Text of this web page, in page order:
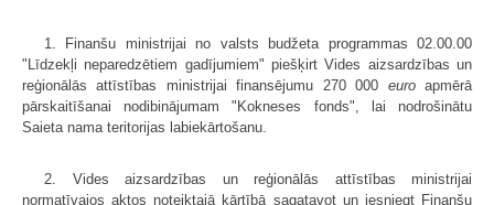
1. Finanšu ministrijai no valsts budžeta programmas 02.00.00
"Līdzekļi neparedzētiem gadījumiem" piešķirt Vides aizsardzības un
reģionālās attīstības ministrijai finansējumu 270 000 euroapmērā
pārskaitīšanai nodibinājumam "Kokneses fonds", lai nodrošinātu
Saieta nama teritorijas labiekārtošanu.
2. Vides aizsardzības un reģionālās attīstības ministrijai
normatīvajos aktos noteiktajā kārtībā sagatavot un iesniegt Finanšu